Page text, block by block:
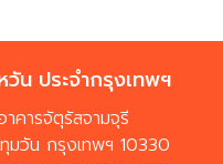
น ประจำกรุงเทพฯ
คารจัตุรัสจามจุรี
วัน กรุงเทพฯ 10330